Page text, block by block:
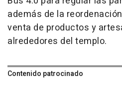
además de la
venta de productos y
alrededores del templo.
Contenido patrocinado